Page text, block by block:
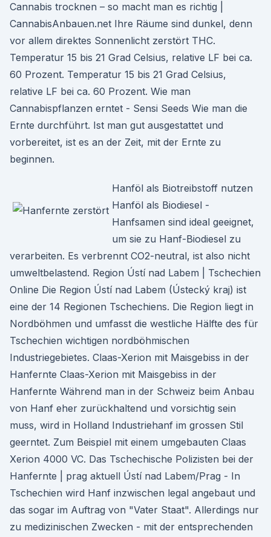
Cannabis trocknen – so macht man es richtig |
CannabisAnbauen.net Ihre Räume sind dunkel, denn
vor allem direktes Sonnenlicht zerstört THC.
Temperatur 15 bis 21 Grad Celsius, relative LF bei ca.
60 Prozent. Temperatur 15 bis 21 Grad Celsius,
relative LF bei ca. 60 Prozent. Wie man
Cannabispflanzen erntet - Sensi Seeds Wie man die
Ernte durchführt. Ist man gut ausgestattet und
vorbereitet, ist es an der Zeit, mit der Ernte zu
beginnen.
Hanföl als Biotreibstoff nutzen
Hanföl als Biodiesel -
Hanfsamen sind ideal geeignet,
um sie zu Hanf-Biodiesel zu
verarbeiten. Es verbrennt CO2-neutral, ist also nicht
umweltbelastend. Region Ústí nad Labem | Tschechien
Online Die Region Ústí nad Labem (Ústecký kraj) ist
eine der 14 Regionen Tschechiens. Die Region liegt in
Nordböhmen und umfasst die westliche Hälfte des für
Tschechien wichtigen nordböhmischen
Industriegebietes. Claas-Xerion mit Maisgebiss in der
Hanfernte Claas-Xerion mit Maisgebiss in der
Hanfernte Während man in der Schweiz beim Anbau
von Hanf eher zurückhaltend und vorsichtig sein
muss, wird in Holland Industriehanf im grossen Stil
geerntet. Zum Beispiel mit einem umgebauten Claas
Xerion 4000 VC. Das Tschechische Polizisten bei der
Hanfernte | prag aktuell Ústí nad Labem/Prag - In
Tschechien wird Hanf inzwischen legal angebaut und
das sogar im Auftrag von "Vater Staat". Allerdings nur
zu medizinischen Zwecken - mit der entsprechenden